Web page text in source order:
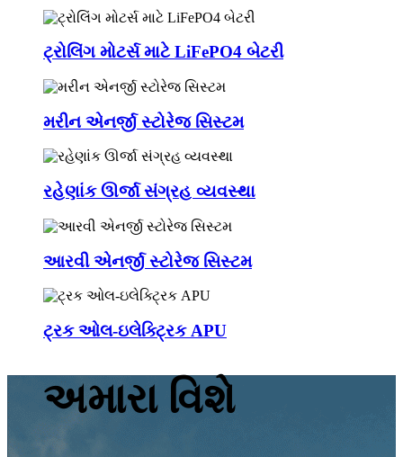
ટ્રોલિંગ મોટર્સ માટે LiFePO4 બેટરી
મરીન એનર્જી સ્ટોરેજ સિસ્ટમ
રહેણાંક ઊર્જા સંગ્રહ વ્યવસ્થા
આરવી એનર્જી સ્ટોરેજ સિસ્ટમ
ટ્રક ઓલ-ઇલેક્ટ્રિક APU
અમારા વિશે